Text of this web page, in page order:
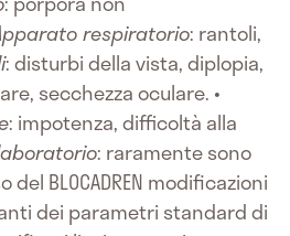
respiratorio: rantoli,
: disturbi della vista, diplopia,
secchezza oculare. •
: impotenza, difficoltà alla
: raramente sono
BLOCADREN modificazioni
dei parametri standard di